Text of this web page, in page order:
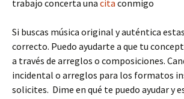
trabajo concerta una cita conmigo
Si buscas música original y auténtica
correcto. Puedo ayudarte a que tu
a través de arreglos o composiciones.
incidental o arreglos para los formatos
solicites. Dime en qué te puedo ayudar y